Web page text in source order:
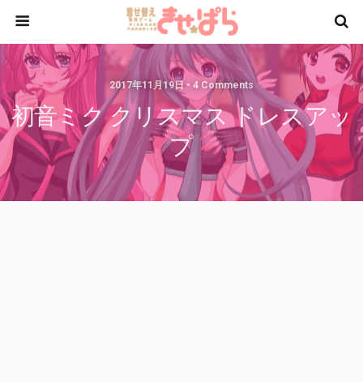
2017年11月19日 • 4 Comments
初音ミク クリスマス ドレスアッ
プ